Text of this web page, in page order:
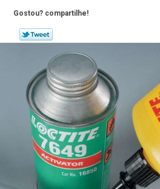
Gostou? compartilhe!